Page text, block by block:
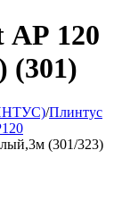
АР 120
(301)
/Плинтус
(301/323)